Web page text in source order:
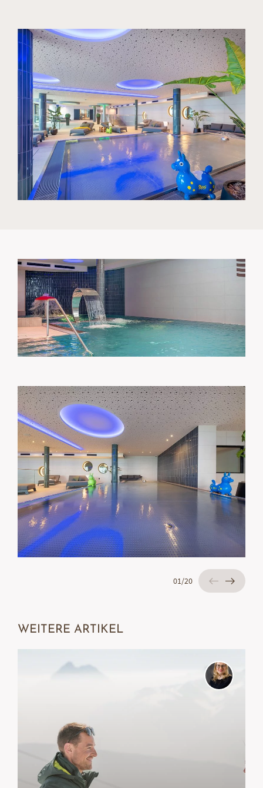
02/20
WEITERE ARTIKEL